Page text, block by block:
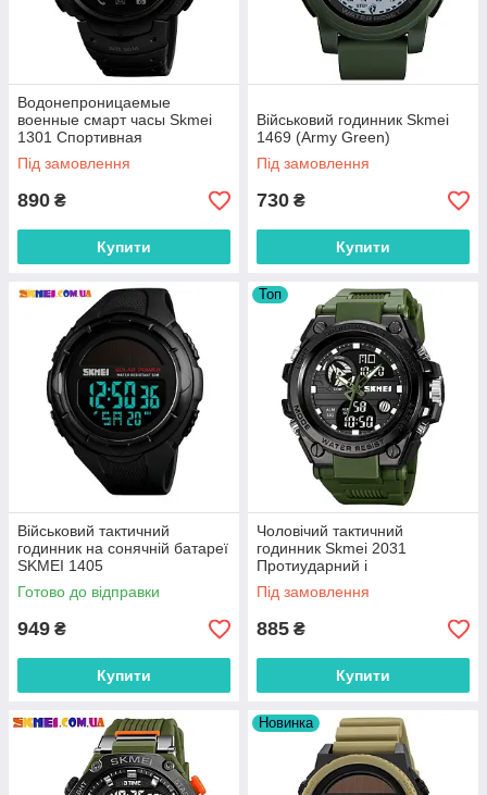
Водонепроницаемые
военные смарт часы Skmei
1301 Спортивная
ударостойкая модель на 5
ATM
Під замовлення
890 ₴
Купити
Військовий годинник Skmei
1469 (Army Green)
Під замовлення
730 ₴
Купити
Військовий тактичний
годинник на сонячній батареї
SKMEI 1405
Готово до відправки
949 ₴
Купити
Топ
Чоловічий тактичний
годинник Skmei 2031
Протиударний і
водонепроникний військовий
годинник
Під замовлення
885 ₴
Купити
Новинка